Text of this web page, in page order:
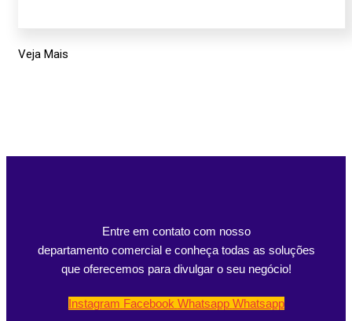
Veja Mais
Entre em contato com nosso
departamento comercial e conheça todas as soluções
que oferecemos para divulgar o seu negócio!
Instagram Facebook Whatsapp Whatsapp